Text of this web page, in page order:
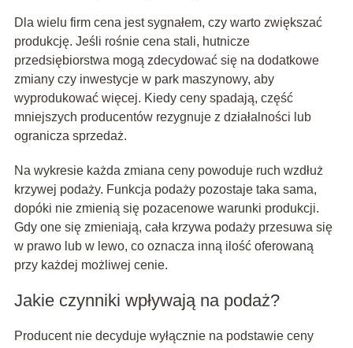
Dla wielu firm cena jest sygnałem, czy warto zwiększać
produkcję. Jeśli rośnie cena stali, hutnicze
przedsiębiorstwa mogą zdecydować się na dodatkowe
zmiany czy inwestycje w park maszynowy, aby
wyprodukować więcej. Kiedy ceny spadają, część
mniejszych producentów rezygnuje z działalności lub
ogranicza sprzedaż.
Na wykresie każda zmiana ceny powoduje ruch wzdłuż
krzywej podaży. Funkcja podaży pozostaje taka sama,
dopóki nie zmienią się pozacenowe warunki produkcji.
Gdy one się zmieniają, cała krzywa podaży przesuwa się
w prawo lub w lewo, co oznacza inną ilość oferowaną
przy każdej możliwej cenie.
Jakie czynniki wpływają na podaż?
Producent nie decyduje wyłącznie na podstawie ceny